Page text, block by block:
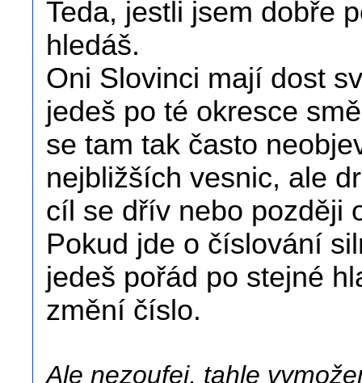
Teda, jestli jsem dobře
hledáš.
Oni Slovinci mají dost
jedeš po té okresce
se tam tak často
nejbližších vesnic, ale
cíl se dřív nebo později
Pokud jde o číslování
jedeš pořád po stejné
změní číslo.
Ale nezoufej, tahle